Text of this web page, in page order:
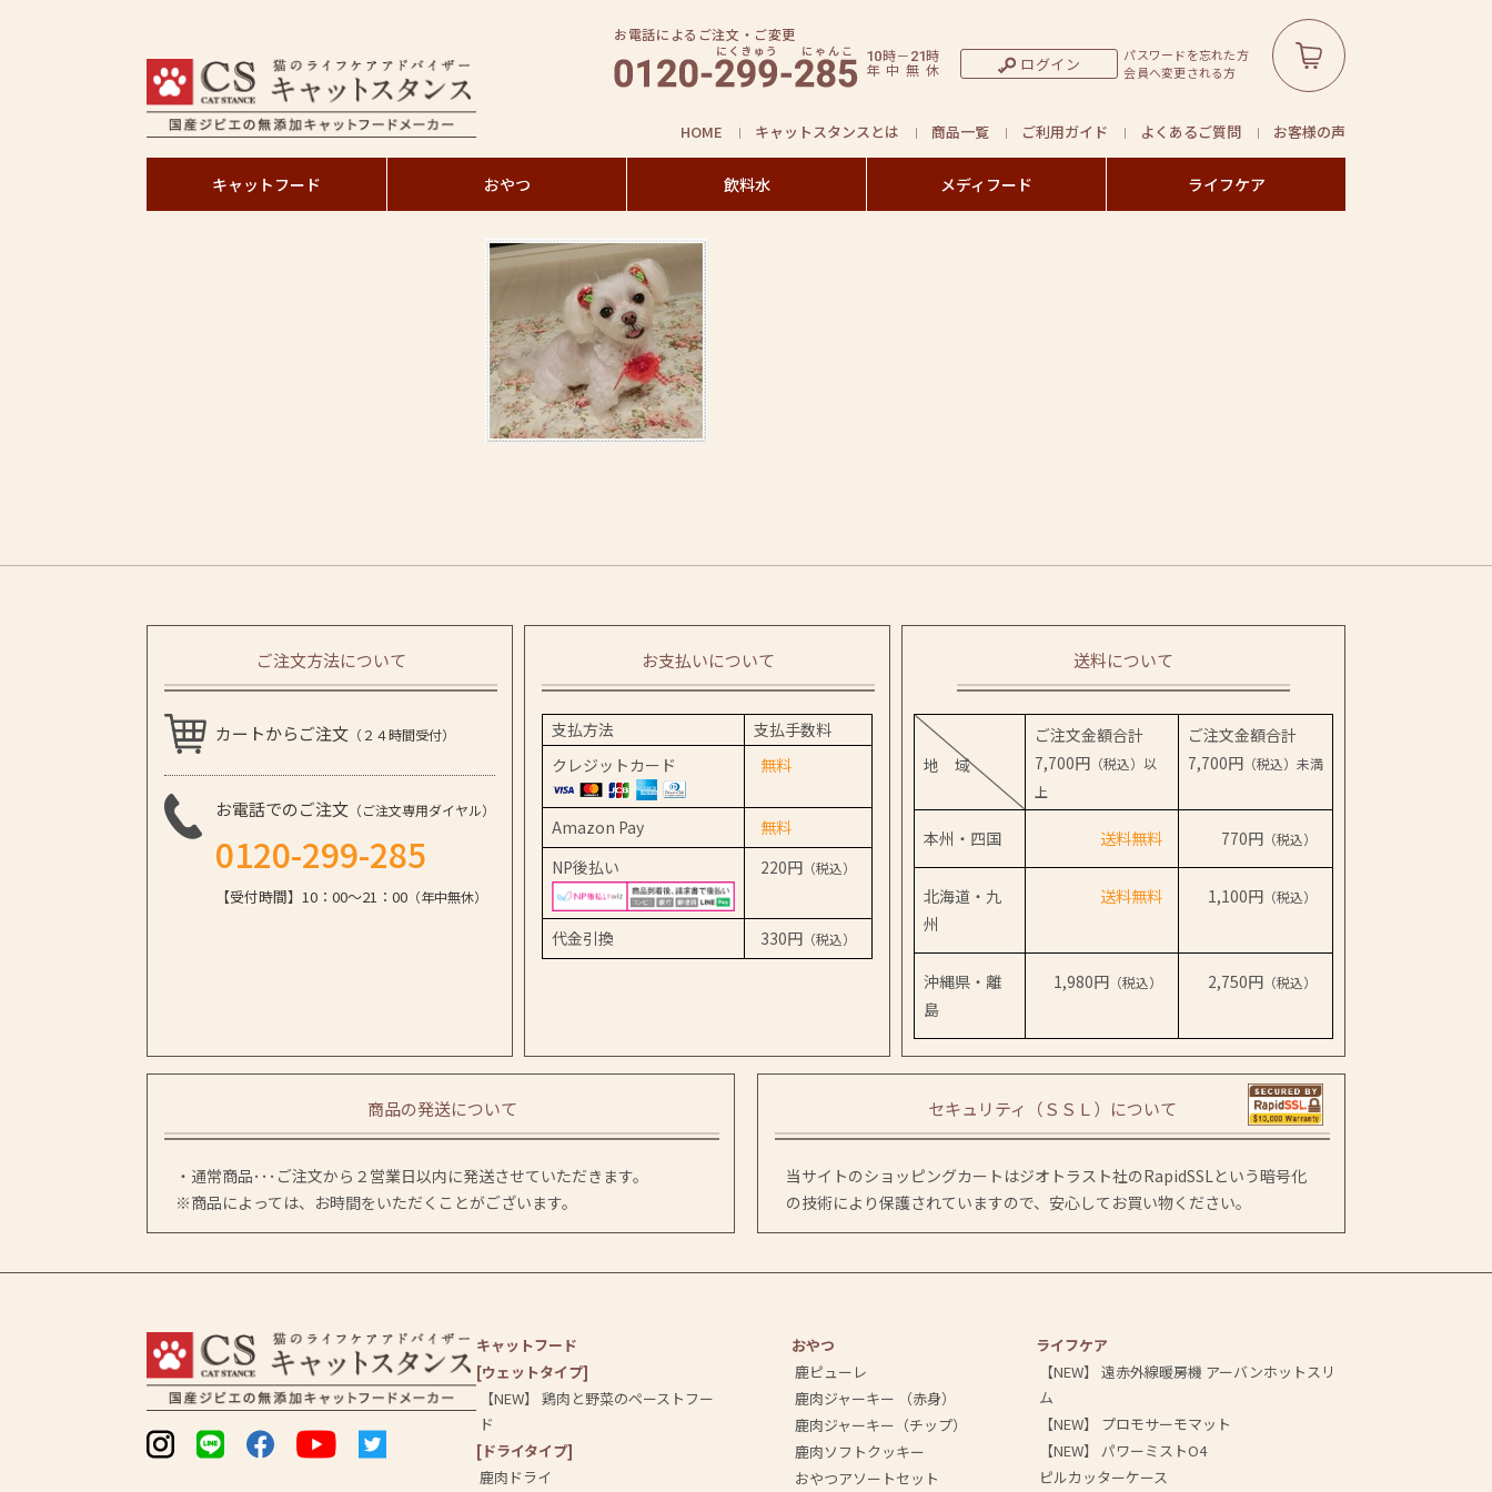
お電話によるご注文・ご変更
10時－ 21時
年 中 無 休 ログイン
パスワードを忘れた方
会員へ変更される方
HOME キャットスタンスとは 商品一覧 ご利用ガイド よくあるご質問 お客様の声
キャットフード おやつ 飲料水 メディフード ライフケア
ご注文方法について
カートからご注文 （２４時間受付）
お電話でのご注文 （ご注文専用ダイヤル）
0120-299-285
【受付時間】10：00～21：00 （年中無休）
お支払いについて
支払方法
支払手数料
クレジットカード
無料
Amazon Pay
無料
NP後払い
220円 （税込）
代金引換 330円 （税込）
送料について
地 域
ご注文金額合計
7,700円 （税込）以
上
ご注文金額合計
7,700円 （税込）未満
本州・四国 送料無料 770円 （税込）
北海道・九
州
送料無料 1,100円 （税込）
沖縄県・離
島
1,980円 （税込） 2,750円 （税込）
商品の発送について
・通常商品･･･ご注文から２営業日以内に発送させていただきます。
※商品によっては、お時間をいただくことがございます。
セキュリティ（ＳＳＬ）について
当サイトのショッピングカートはジオトラスト社のRapidSSLという暗号化
の技術により保護されていますので、安心してお買い物ください。
キャットフード
[ウェットタイプ]
【NEW】 鶏肉と野菜のペーストフー
ド
[ドライタイプ]
鹿肉ドライ
おやつ
鹿ピューレ
鹿肉ジャーキー （赤身）
鹿肉ジャーキー（チップ）
鹿肉ソフトクッキー
おやつアソートセット
ライフケア
【NEW】 遠赤外線暖房機 アーバンホットスリ
ム
【NEW】 プロモサーモマット
【NEW】 パワーミストO4
ピルカッターケース